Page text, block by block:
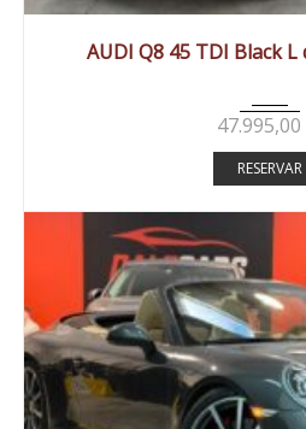
AUDI Q8 45 TDI Black
47.995,00
RESERVAR